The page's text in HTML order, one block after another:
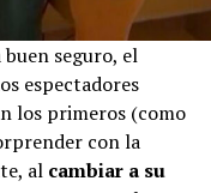
seguro, el
espectadores
los primeros (como
con la
al cambiar a su